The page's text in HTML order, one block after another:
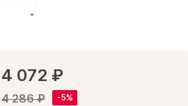
4 072 ₽
4 286 ₽